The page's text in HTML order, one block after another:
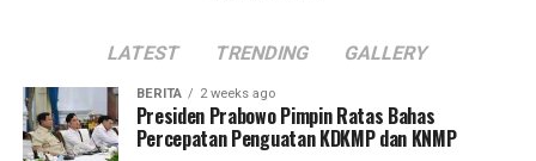
LATEST TRENDING GALLERY
BERITA 2 weeks ago
Presiden Prabowo Pimpin Ratas Bahas
Percepatan Penguatan KDKMP dan KNMP